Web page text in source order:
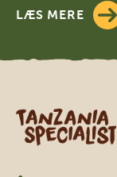
LÆS MERE
Tanzania